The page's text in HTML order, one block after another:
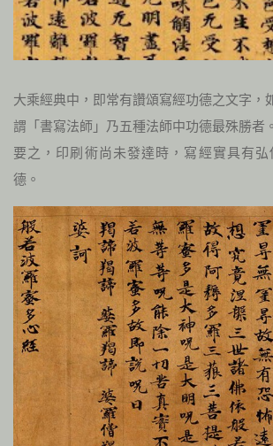
大乘經典中，即常有讚頌寫經功德之文字，
謂「書寫法師」乃五種法師中功德最殊勝者。
要之，印刷術尚未發達時，寫經實具有
德。